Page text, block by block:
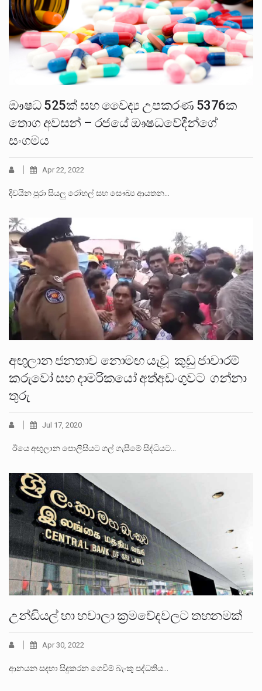
ඖෂධ 525ක් සහ වෛද්‍ය උපකරණ 5376ක
තොග අවසන් – රජයේ ඖෂධවේදීන්ගේ
සංගමය
Apr 22, 2022
දිවයින පුරා සියලු රෝහල් සහ සෞඛ්‍ය ආයතන…
අඟුලාන ජනතාව නොමඟ යැවූ කුඩු ජාවාරම්
කරුවෝ සහ දාමරිකයෝ අත්අඩංගුවට ගන්නා
තුරු
Jul 17, 2020
ඊයෙ අඟුලාන පොලිසියට ගල් ගැසීමේ සිද්ධියට…
උන්ඩියල් හා හවාලා ක්‍රමවේදවලට තහනමක්
Apr 30, 2022
ආනයන සදහා සිදුකරන ගෙවීම් බැංකු පද්ධතිය…